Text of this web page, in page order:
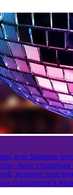
деле Брежнев
было страшным
которую
совпадения в